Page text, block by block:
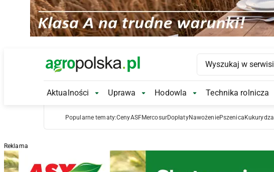
Main Logo
Aktualności Aktualności Submenu
Uprawa Uprawa Submenu
Hodowla Hodowla Submenu
Technika rolnicza
Popularne tematy:CenyASFMercosurDopłatyNawożeniePszenica Kukurydza
Reklama